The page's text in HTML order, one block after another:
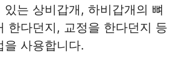
있는 상비갑개, 하비갑개의 뼈
한다던지, 교정을 한다던지 등
을 사용합니다.